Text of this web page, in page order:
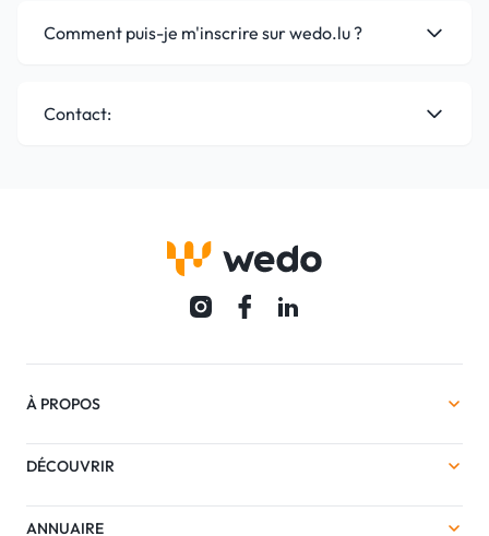
Comment puis-je m'inscrire sur wedo.lu ?
Contact:
À PROPOS
DÉCOUVRIR
ANNUAIRE